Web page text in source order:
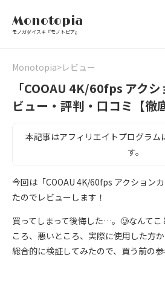
Monotopia
モノガダイスキ『モノトピア』
Monotopia レビュー
「COOAU 4K/60fps アク
ビュー・評判・口コミ【徹
本記事はアフィリエイトプログラム
す。
今回は「COOAU 4K/60fps アクション
たのでレビューします！
買ってしまって後悔した…。🥲なんて
ころ、悪いところ、実際に使用した方
総合的に検証してみたので、買う前の